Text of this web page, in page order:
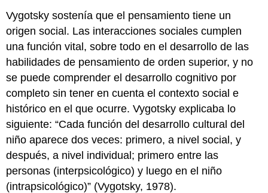
Vygotsky sostenía que el pensamiento tiene un
origen social. Las interacciones sociales cumplen
una función vital, sobre todo en el desarrollo de las
habilidades de pensamiento de orden superior, y no
se puede comprender el desarrollo cognitivo por
completo sin tener en cuenta el contexto social e
histórico en el que ocurre. Vygotsky explicaba lo
siguiente: “Cada función del desarrollo cultural del
niño aparece dos veces: primero, a nivel social, y
después, a nivel individual; primero entre las
personas (interpsicológico) y luego en el niño
(intrapsicológico)” (Vygotsky, 1978).